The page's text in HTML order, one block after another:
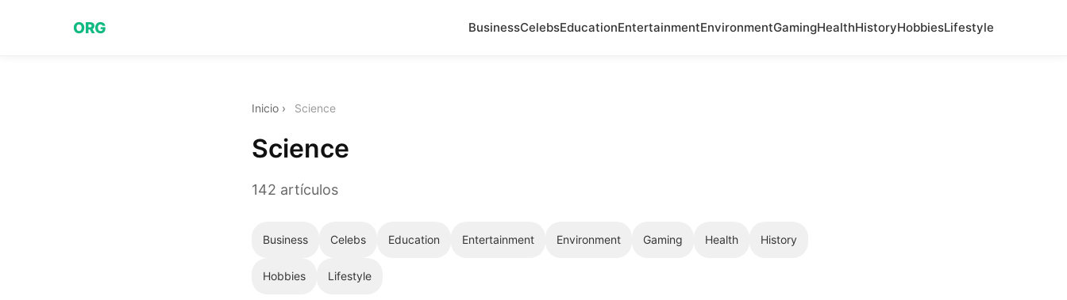
ORG BusinessCelebsEducationEntertainmentEnvironmentGamingHealthHistoryHobbiesLifestyle
Inicio › Science
Science
142 artículos
Business Celebs Education Entertainment Environment Gaming Health History
Hobbies Lifestyle